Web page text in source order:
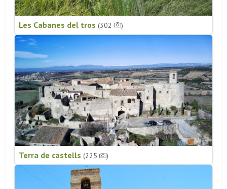
Les Cabanes del tros (302 )
Terra de castells (225 )